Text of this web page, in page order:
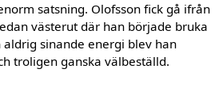
satsning. Olofs­son fick gå ifrån
väs­terut där han började bruka
aldrig sinande energi blev han
troligen ganska välbeställd.